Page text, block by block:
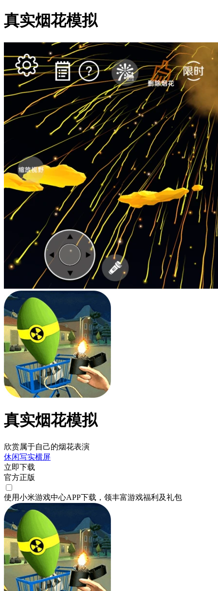
真实烟花模拟
真实烟花模拟
欣赏属于自己的烟花表演
休闲写实横屏
立即下载
官方正版
使用小米游戏中心APP下载 ，领丰富游戏福利 及礼包